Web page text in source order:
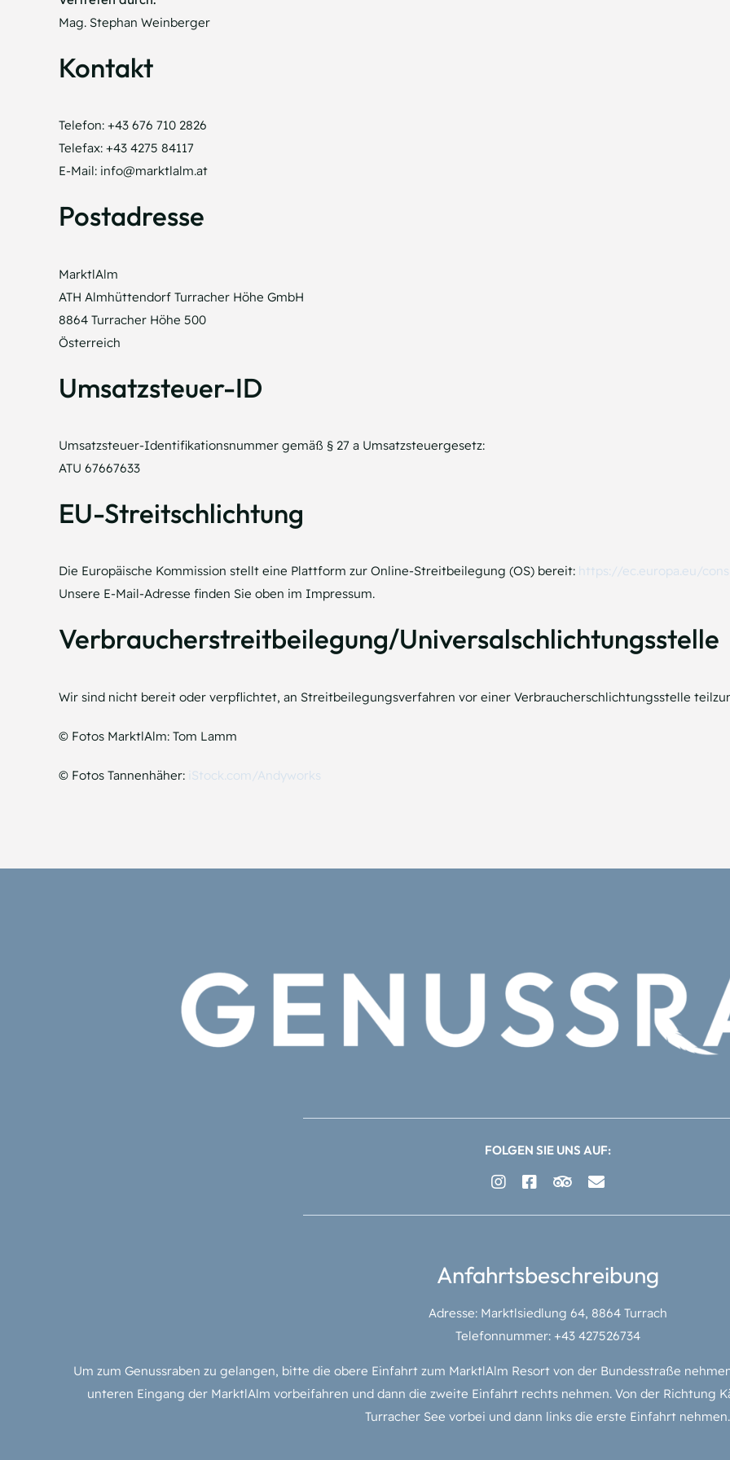
Mag. Stephan Weinberger
Kontakt
Telefon: +43 676 710 2826
Telefax: +43 4275 84117
E-Mail: info@marktlalm.at
Postadresse
MarktlAlm
ATH Almhüttendorf Turracher Höhe GmbH
8864 Turracher Höhe 500
Österreich
Umsatzsteuer-ID
Umsatzsteuer-Identifikationsnummer gemäß § 27 a Umsatzsteuergesetz:
ATU 67667633
EU-Streitschlichtung
Die Europäische Kommission stellt eine Plattform zur Online-Streitbeilegung (OS) bereit: https://ec.europa.eu/
Unsere E-Mail-Adresse finden Sie oben im Impressum.
Verbraucher­streit­beilegung/Universal­schlichtungs­stelle
Wir sind nicht bereit oder verpflichtet, an Streitbeilegungsverfahren vor einer Verbraucherschlichtungsstelle
© Fotos MarktlAlm: Tom Lamm
© Fotos Tannenhäher: iStock.com/Andyworks
FOLGEN SIE UNS AUF:
Anfahrtsbeschreibung
Adresse: Marktlsiedlung 64, 8864 Turrach
Telefonnummer: +43 427526734
Um zum Genussraben zu gelangen, bitte die obere Einfahrt zum MarktlAlm Resort von der Bundesstraße
unteren Eingang der MarktlAlm vorbeifahren und dann die zweite Einfahrt rechts nehmen. Von der Richtung
Turracher See vorbei und dann links die erste Einfahrt nehmen.